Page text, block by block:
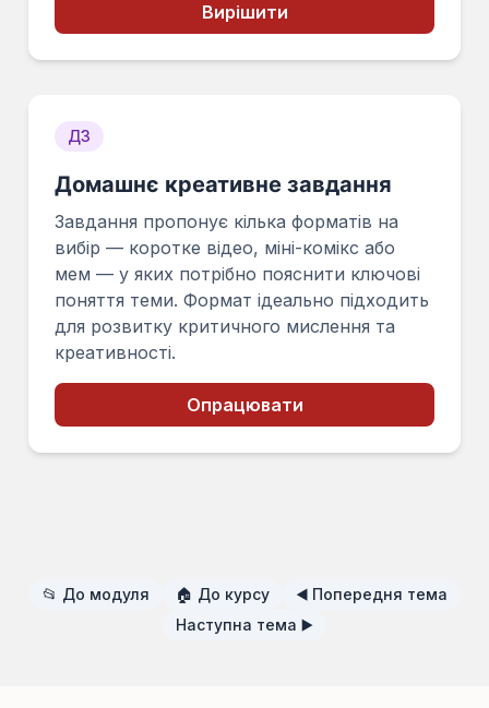
Вирішити
ДЗ
Домашнє креативне завдання
Завдання пропонує кілька форматів на
вибір — коротке відео, міні-комікс або
мем — у яких потрібно пояснити ключові
поняття теми. Формат ідеально підходить
для розвитку критичного мислення та
креативності.
Опрацювати
📂 До модуля 🏠 До курсу
◀️ Попередня тема
Наступна тема ▶️